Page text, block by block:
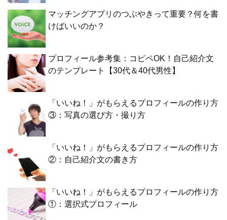
マッチングアプリのつぶやきって重要？何を書
けばいいのか？
プロフィール参考集：コピペOK！自己紹介文
のテンプレート【30代＆40代男性】
「いいね！」がもらえるプロフィールの作り方
③：写真の選び方・撮り方
「いいね！」がもらえるプロフィールの作り方
②：自己紹介文の書き方
「いいね！」がもらえるプロフィールの作り方
①：選択式プロフィール